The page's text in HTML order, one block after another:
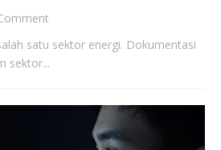
satu sektor energi. Dokumentasi
sektor...